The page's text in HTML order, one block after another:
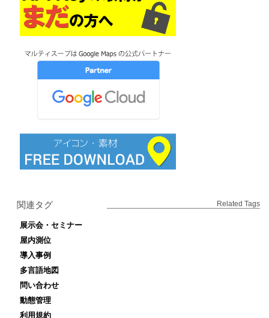
関連タグ Related Tags
展示会・セミナー
屋内測位
導入事例
多言語地図
問い合わせ
動態管理
利用規約